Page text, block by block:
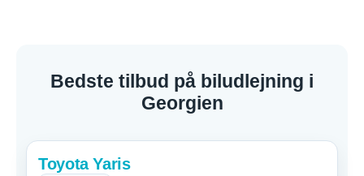
Bedste tilbud på biludlejning i
Georgien
Toyota Yaris